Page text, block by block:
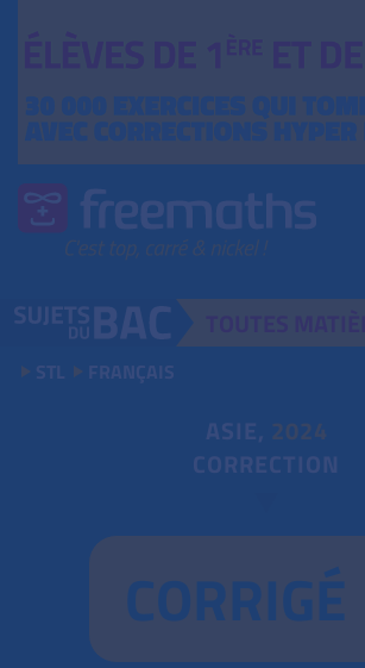
STL FRANÇAIS
ASIE, 2024
CORRECTION
CORRIGÉ